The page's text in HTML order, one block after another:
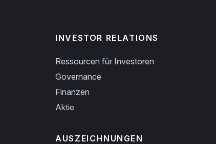
INVESTOR RELATIONS
Ressourcen für Investoren
Governance
Finanzen
Aktie
AUSZEICHNUNGEN